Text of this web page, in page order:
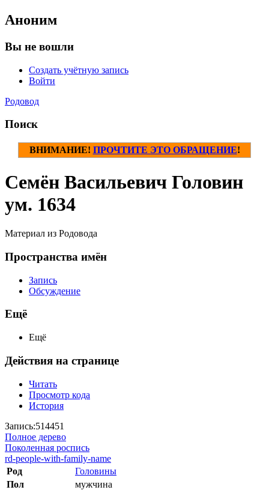
Аноним
Вы не вошли
Создать учётную запись
Войти
Родовод
Поиск
ВНИМАНИЕ! ПРОЧТИТЕ ЭТО ОБРАЩЕНИЕ!
Семён Васильевич Головин
ум. 1634
Материал из Родовода
Пространства имён
Запись
Обсуждение
Ещё
Ещё
Действия на странице
Читать
Просмотр кода
История
Запись:514451
Полное дерево
Поколенная роспись
rd-people-with-family-name
Род
Головины
Пол
мужчина